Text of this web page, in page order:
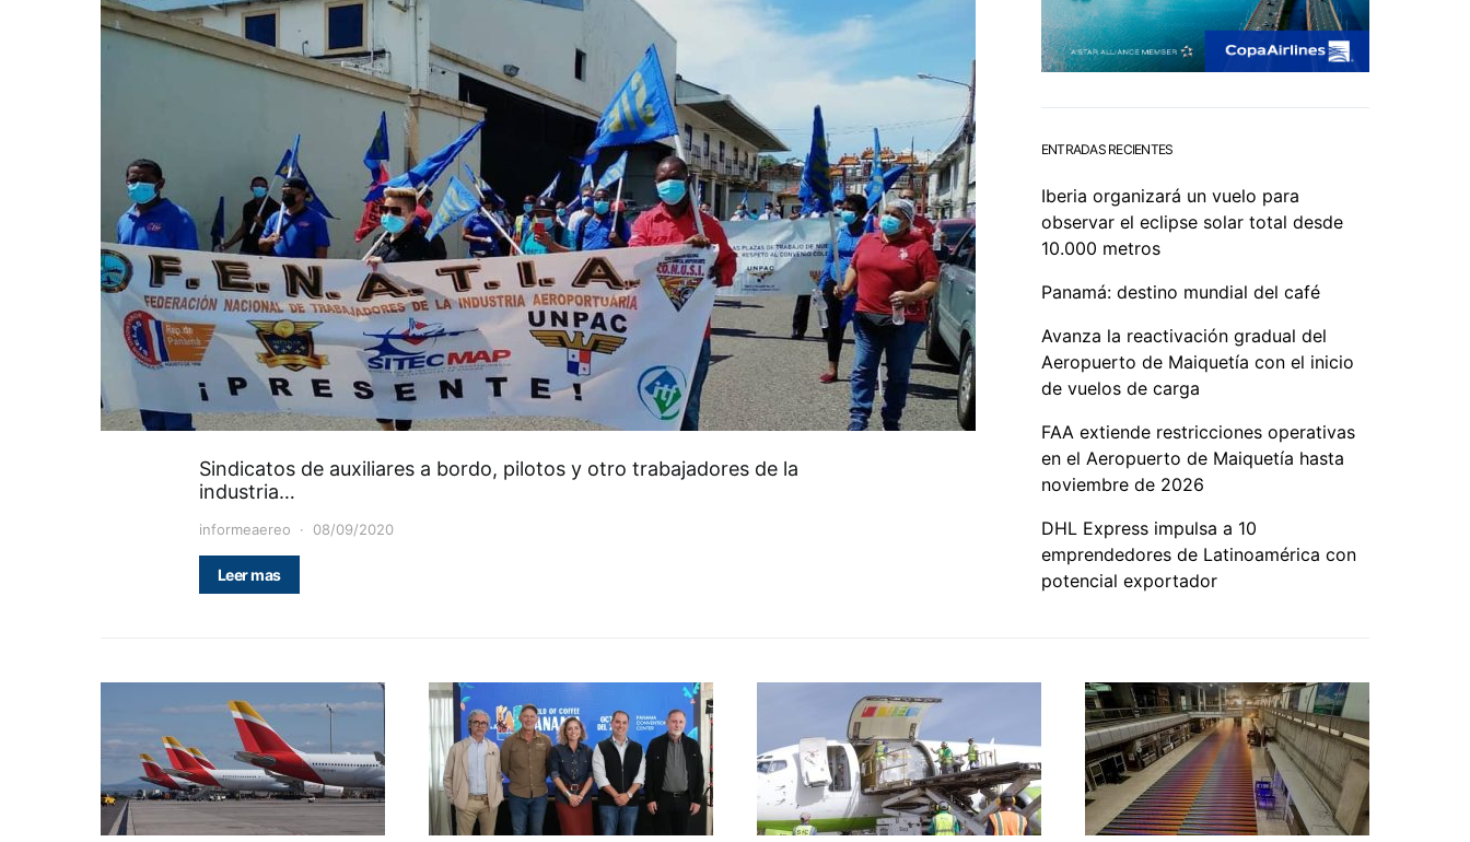
Sindicatos de auxiliares a bordo, pilotos y otro trabajadores de la
industria…
informeaereo 08/09/2020
Leer mas
ENTRADAS RECIENTES
Iberia organizará un vuelo para
observar el eclipse solar total desde
10.000 metros
Panamá: destino mundial del café
Avanza la reactivación gradual del
Aeropuerto de Maiquetía con el inicio
de vuelos de carga
FAA extiende restricciones operativas
en el Aeropuerto de Maiquetía hasta
noviembre de 2026
DHL Express impulsa a 10
emprendedores de Latinoamérica con
potencial exportador